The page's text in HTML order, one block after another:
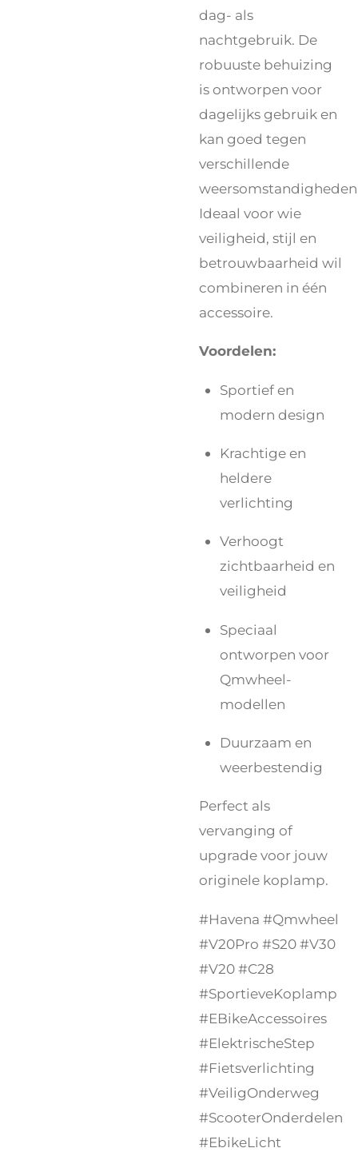
dag- als
nachtgebruik. De
robuuste behuizing
is ontworpen voor
dagelijks gebruik en
kan goed tegen
verschillende
Ideaal voor wie
veiligheid, stijl en
betrouwbaarheid wil
combineren in één
accessoire.
Voordelen:
Sportief en
modern design
Krachtige en
heldere
verlichting
Verhoogt
zichtbaarheid en
veiligheid
Speciaal
ontworpen voor
Qmwheel-
modellen
Duurzaam en
weerbestendig
Perfect als
vervanging of
upgrade voor jouw
originele koplamp.
#Havena #Qmwheel
#V20Pro #S20 #V30
#V20 #C28
#SportieveKoplamp
#EBikeAccessoires
#ElektrischeStep
#Fietsverlichting
#VeiligOnderweg
#ScooterOnderdelen
#EbikeLicht